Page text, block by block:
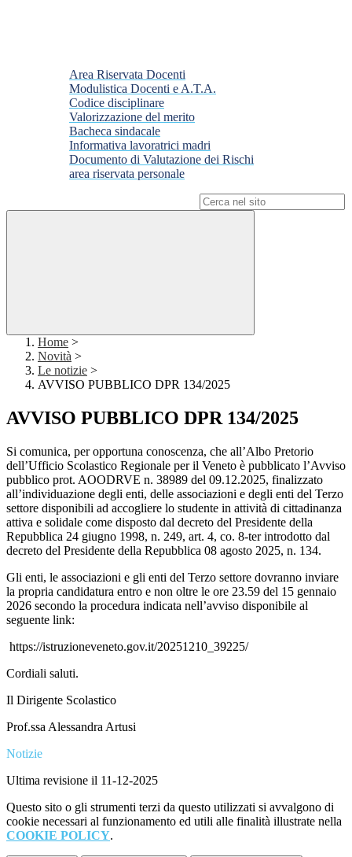
Area Riservata Docenti
Modulistica Docenti e A.T.A.
Codice disciplinare
Valorizzazione del merito
Bacheca sindacale
Informativa lavoratrici madri
Documento di Valutazione dei Rischi
area riservata personale
Home >
Novità >
Le notizie >
AVVISO PUBBLICO DPR 134/2025
AVVISO PUBBLICO DPR 134/2025
Si comunica, per opportuna conoscenza, che all’Albo Pretorio
dell’Ufficio Scolastico Regionale per il Veneto è pubblicato l’Avviso
pubblico prot. AOODRVE n. 38989 del 09.12.2025, finalizzato
all’individuazione degli enti, delle associazioni e degli enti del Terzo
settore disponibili ad accogliere lo studente in attività di cittadinanza
attiva e solidale come disposto dal decreto del Presidente della
Repubblica 24 giugno 1998, n. 249, art. 4, co. 8-ter introdotto dal
decreto del Presidente della Repubblica 08 agosto 2025, n. 134.
Gli enti, le associazioni e gli enti del Terzo settore dovranno inviare
la propria candidatura entro e non oltre le ore 23.59 del 15 gennaio
2026 secondo la procedura indicata nell’avviso disponibile al
seguente link:
https://istruzioneveneto.gov.it/20251210_39225/
Cordiali saluti.
Il Dirigente Scolastico
Prof.ssa Alessandra Artusi
Notizie
Ultima revisione il 11-12-2025
Questo sito o gli strumenti terzi da questo utilizzati si avvalgono di
cookie necessari al funzionamento ed utili alle finalità illustrate nella
COOKIE POLICY.